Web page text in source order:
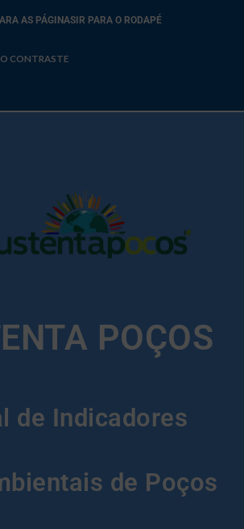
AS PÁGINAS IR PARA O RODAPÉ
desativar
CONTRASTE
POÇOS
de Indicadores
de Poços